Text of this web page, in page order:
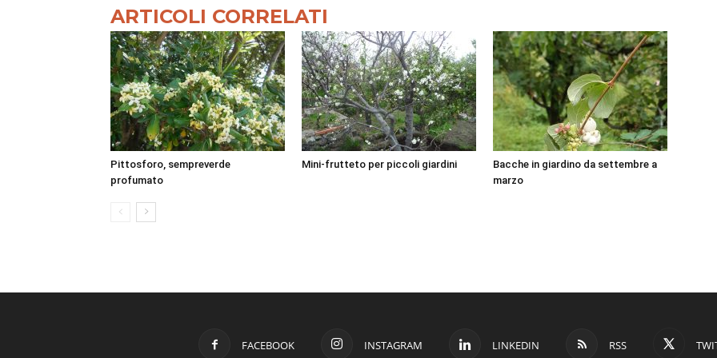
ARTICOLI CORRELATI
Pittosforo, sempreverde
profumato
Mini-frutteto per piccoli giardini
Bacche in giardino da settembre a
marzo
FACEBOOK INSTAGRAM LINKEDIN RSS